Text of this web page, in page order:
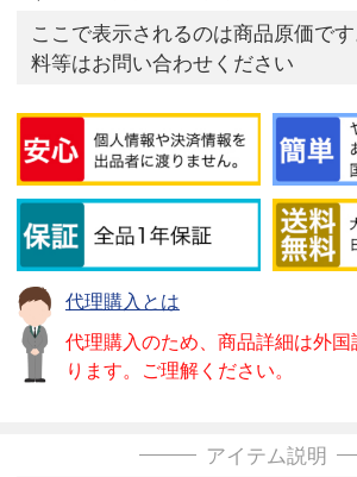
ここで表示されるのは商品原価で
料等はお問い合わせください
代理購入とは
代理購入のため、商品詳細は外
ります。ご理解ください。
アイテム説明